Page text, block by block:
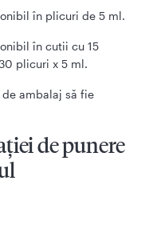
în plicuri de 5 ml.
în cutii cu 15
plicuri x 5 ml.
ambalaj să fie
de punere